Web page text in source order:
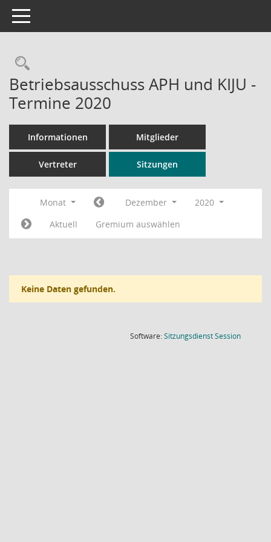
Toggle navigation
Rechercheauswahl
Betriebsausschuss APH und KIJU -
Termine 2020
Informationen Mitglieder
Vertreter Sitzungen
Monat Dezember
2020
Aktuell
Gremium auswählen
Keine Daten gefunden.
Software:SitzungsdienstSession(Wird in